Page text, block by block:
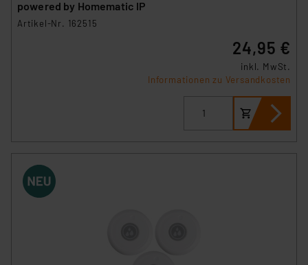
powered by Homematic IP
Artikel-Nr. 162515
24,95 €
inkl. MwSt.
Informationen zu Versandkosten